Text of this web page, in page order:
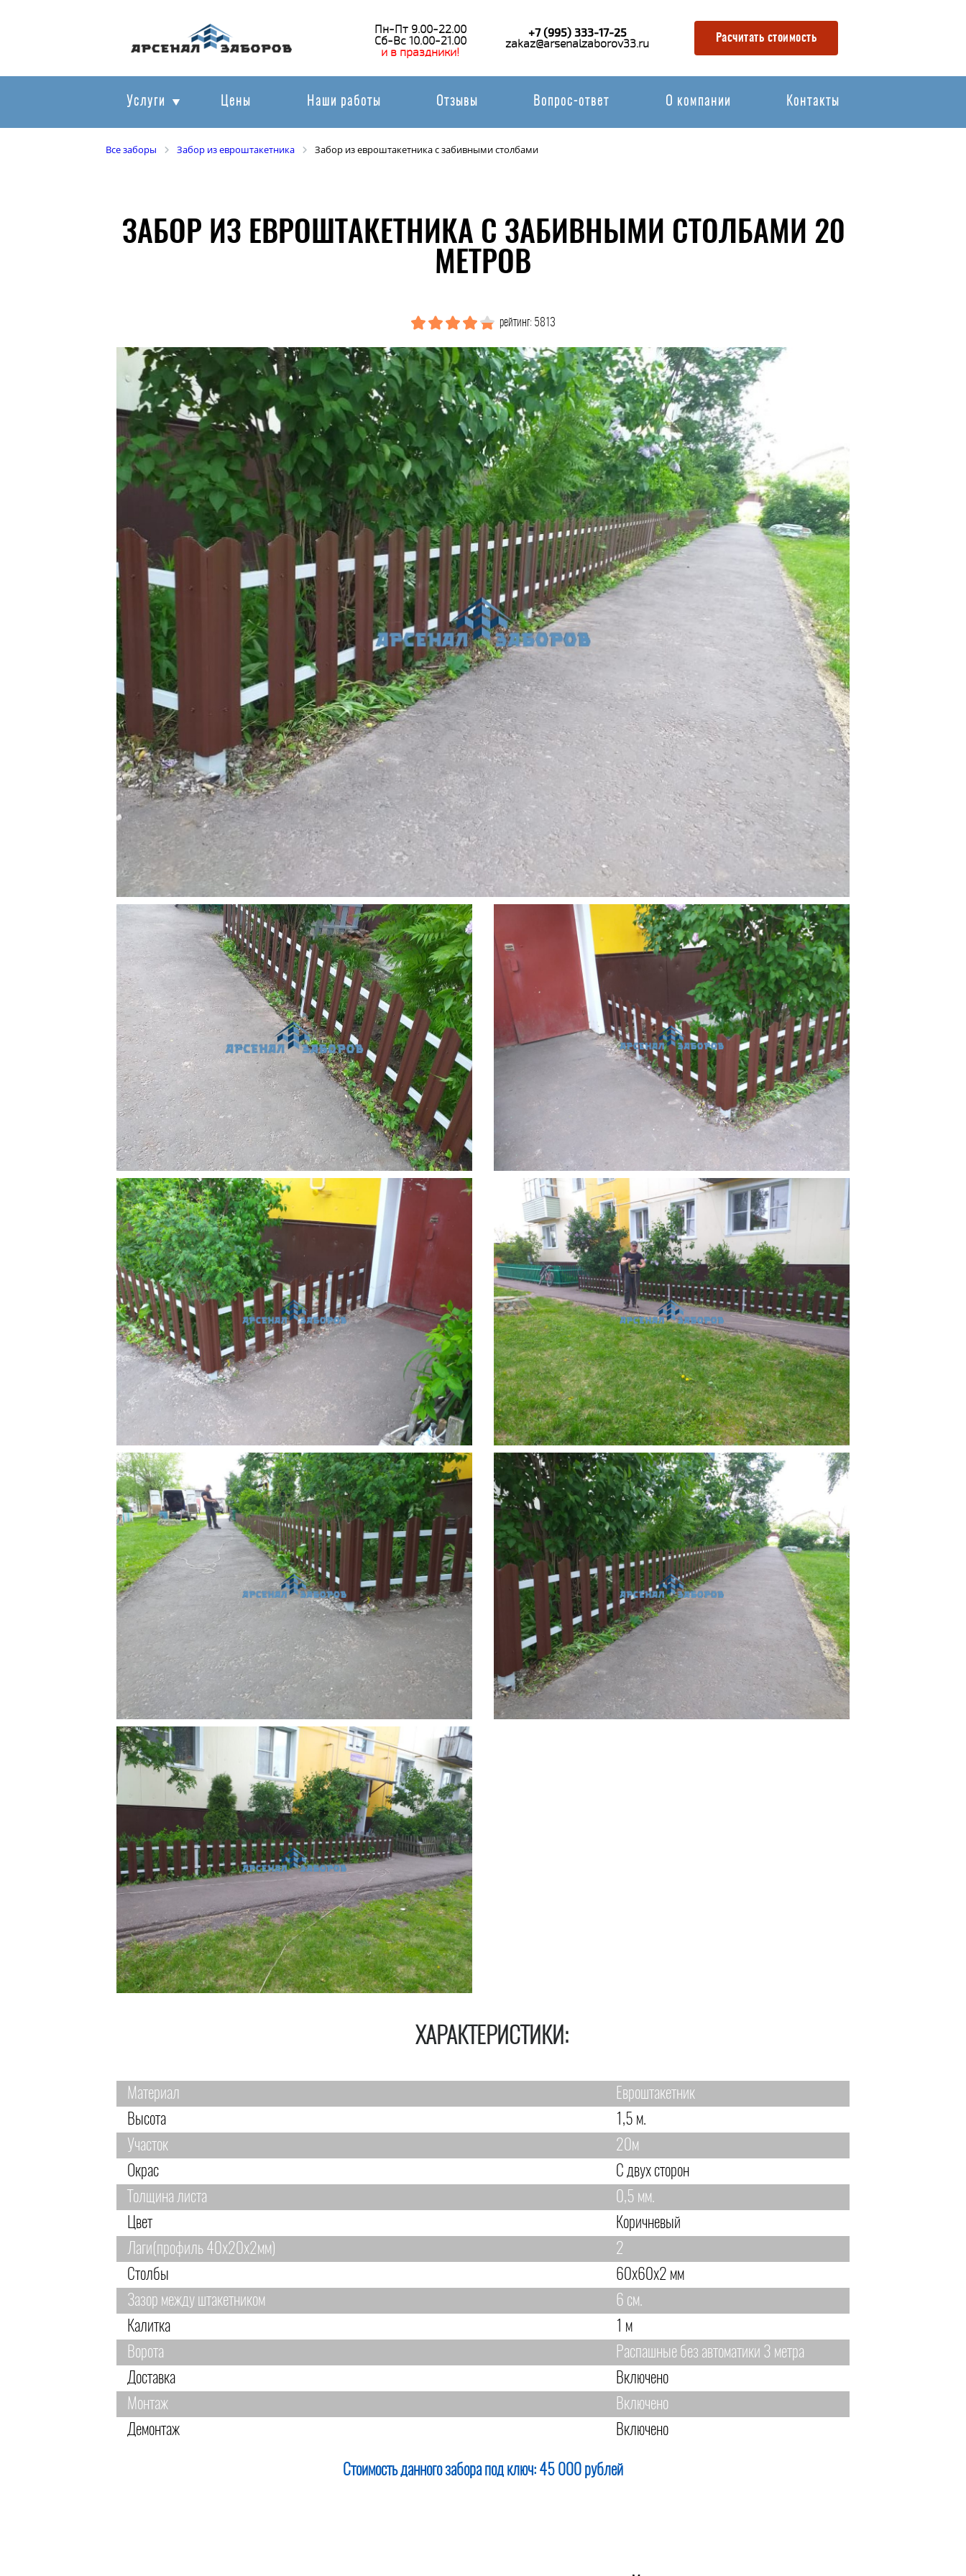
Пн-Пт 9.00-22.00
Сб-Вс 10.00-21.00
и в праздники!
+7 (995) 333-17-25
zakaz@arsenalzaborov33.ru Расчитать стоимость
Услуги Цены Наши работы Отзывы Вопрос-ответ О компании Контакты
Все заборы Забор из евроштакетника Забор из евроштакетника с забивными столбами
ЗАБОР ИЗ ЕВРОШТАКЕТНИКА С ЗАБИВНЫМИ СТОЛБАМИ 20
МЕТРОВ
рейтинг: 5813
ХАРАКТЕРИСТИКИ:
Материал
Евроштакетник
Высота
1,5 м.
Участок
20м
Окрас
С двух сторон
Толщина листа
0,5 мм.
Цвет
Коричневый
Лаги(профиль 40х20х2мм)
2
Столбы
60х60х2 мм
Зазор между штакетником
6 см.
Калитка
1 м
Ворота
Распашные без автоматики 3 метра
Доставка
Включено
Монтаж
Включено
Демонтаж
Включено
Стоимость данного забора под ключ: 45 000 рублей